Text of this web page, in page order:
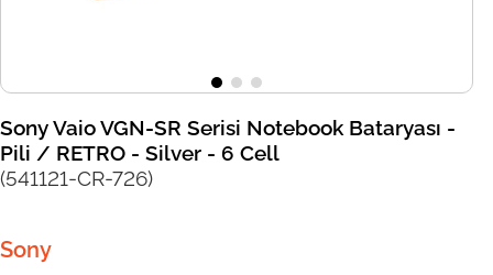
Sony Vaio VGN-SR Serisi Notebook Bataryası -
Pili / RETRO - Silver - 6 Cell
(541121-CR-726)
Sony